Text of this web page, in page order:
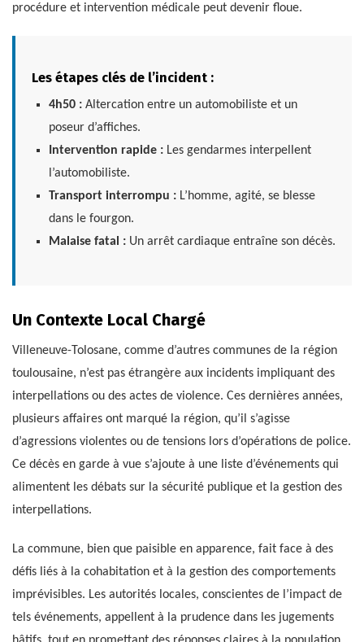
procédure et intervention médicale peut devenir floue.
Les étapes clés de l’incident :
4h50 :Altercation entre un automobiliste et un
poseur d’affiches.
Intervention rapide :Les gendarmes interpellent
l’automobiliste.
Transport interrompu :L’homme, agité, se blesse
dans le fourgon.
Malaise fatal :Un arrêt cardiaque entraîne son décès.
Un Contexte Local Chargé
Villeneuve-Tolosane, comme d’autres communes de la région
toulousaine, n’est pas étrangère aux incidents impliquant des
interpellations ou des actes de violence. Ces dernières années,
plusieurs affaires ont marqué la région, qu’il s’agisse
d’agressions violentes ou de tensions lors d’opérations de police.
Ce décès en garde à vue s’ajoute à une liste d’événements qui
alimentent les débats sur la sécurité publique et la gestion des
interpellations.
La commune, bien que paisible en apparence, fait face à des
défis liés à la cohabitation et à la gestion des comportements
imprévisibles. Les autorités locales, conscientes de l’impact de
tels événements, appellent à la prudence dans les jugements